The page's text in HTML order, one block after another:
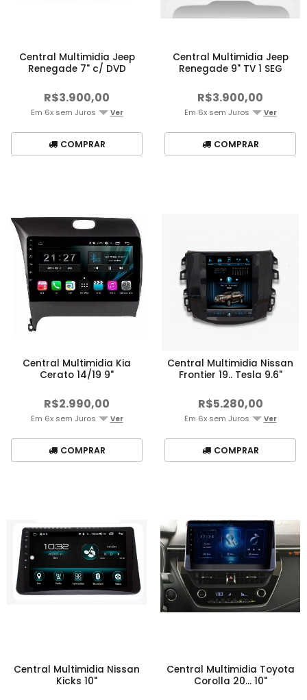
Central Multimidia Jeep
Renegade 7" c/ DVD
R$3.900,00
Em 6x sem Juros Ver
COMPRAR
Central Multimidia Jeep
Renegade 9" TV 1 SEG
R$3.900,00
Em 6x sem Juros Ver
COMPRAR
Central Multimidia Kia
Cerato 14/19 9"
R$2.990,00
Em 6x sem Juros Ver
COMPRAR
Central Multimidia Nissan
Frontier 19.. Tesla 9.6"
R$5.280,00
Em 6x sem Juros Ver
COMPRAR
Central Multimidia Nissan
Kicks 10"
Central Multimidia Toyota
Corolla 20... 10"